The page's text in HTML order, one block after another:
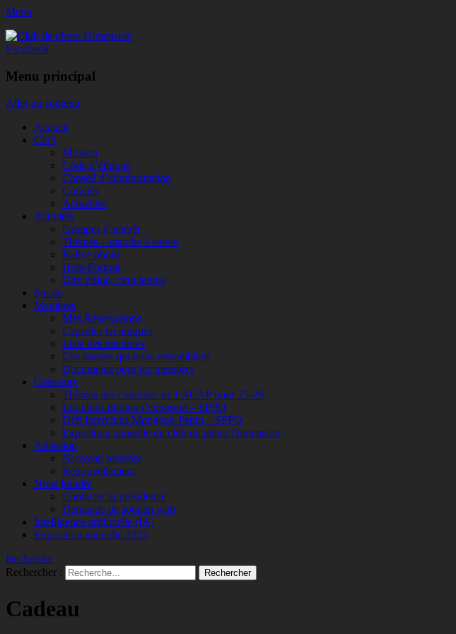
Menu
Club de photo Dimension
Facebook
Menu principal
Aller au contenu
Accueil
Club
Mission
Code d’éthique
Conseil d’administration
Comités
Actualités
Activités
Groupes d’intérêt
Thèmes – marche à suivre
Rallye photo
Help-Portrait
Une vision, cinq temps
Studio
Membres
Mes Réservations
Capsules techniques
Liste des membres
Ces images qui nous ressemblent
Documents pour les membres
Concours
Thèmes des concours de l’ACAP pour 25-26
Les clubs photos s’exposent – SPPQ
Défi Interclubs Mongeon-Pépin – SPPQ
Exposition annuelle du club de photo Dimension
Adhésion
Nouveau membre
Renouvellement
Nous joindre
Contacter la présidence
Demande de soutien web
Intelligence artificielle (IA)
Exposition annuelle 2025
Recherche
Rechercher :
Cadeau